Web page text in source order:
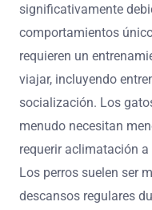
significativamente
comportamientos
requieren un
viajar, incluyendo
socialización. Los
menudo necesitan
requerir aclimatación
Los perros suelen ser
descansos regulares